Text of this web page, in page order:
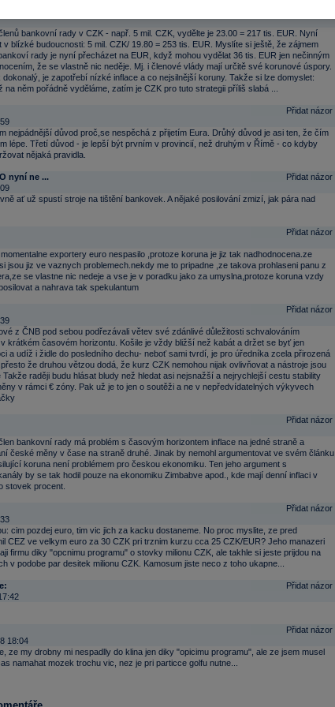
bankovní rady v CZK - např. 5 mil. CZK, vydělte je 23.00 = 217 tis. EUR. Nyní
blízké budoucnosti: 5 mil. CZK/ 19.80 = 253 tis. EUR. Myslíte si ještě, že zájmem
rady je nyní přecházet na EUR, když mohou vydělat 36 tis. EUR jen nečinným
že se vlastně nic neděje. Mj. i členové vlády mají určitě své korunové úspory.
dokonalý, je zapotřebí nízké inflace a co nejsilnější koruny. Takže si lze domyslet:
na něm pořádně vyděláme, zatím je CZK pro tuto strategii příliš slabá ...
Přidat názor
nejpádnější důvod proč,se nespěchá z přijetím Eura. Drůhý důvod je asi ten, že čím
lépe. Třetí důvod - je lepší být prvním v provincií, než druhým v Římě - co kdyby
nějaká pravidla.
Přidat názor
nyní ne ...
ať už spustí stroje na tištění bankovek. A nějaké posilování zmizí, jak pára nad
Přidat názor
exportery euro nespasilo ,protoze koruna je jiz tak nadhodnocena.ze
jsou jiz ve vaznych problemech.nekdy me to pripadne ,ze takova prohlaseni panu z
se vlastne nic nedeje a vse je v poradku jako za umyslna,protoze koruna vzdy
a nahrava tak spekulantum
Přidat názor
z ČNB pod sebou podřezávali větev své zdánlivé důležitosti schvalováním
krátkém časovém horizontu. Košile je vždy bližší než kabát a držet se byť jen
a udíž i židle do posledního dechu- neboť sami tvrdí, je pro úředníka zcela přirozená
že druhou větzou dodá, že kurz CZK nemohou nijak ovlivňovat a nástroje jsou
Takže raději budu hlásat bludy než hledat asi nejsnažší a nejrychlejší cestu stability
v rámci € zóny. Pak už je to jen o soutěži a ne v nepředvídatelných výkyvech
Přidat názor
bankovní rady má problém s časovým horizontem inflace na jedné straně a
české měny v čase na straně druhé. Jinak by nemohl argumentovat ve svém článku
koruna není problémem pro českou ekonomiku. Ten jeho argument s
by se tak hodil pouze na ekonomiku Zimbabve apod., kde mají denní inflaci v
stovek procent.
Přidat názor
cim pozdej euro, tim vic jich za kacku dostaneme. No proc myslite, ze pred
CEZ ve velkym euro za 30 CZK pri trznim kurzu cca 25 CZK/EUR? Jeho manazeri
firmu diky "opcnimu programu" o stovky milionu CZK, ale takhle si jeste prijdou na
v podobe par desitek milionu CZK. Kamosum jiste neco z toho ukapne...
Přidat názor
Přidat názor
18:04
ze my drobny mi nespadlly do klina jen diky "opicimu programu", ale ze jsem musel
namahat mozek trochu vic, nez je pri particce golfu nutne...